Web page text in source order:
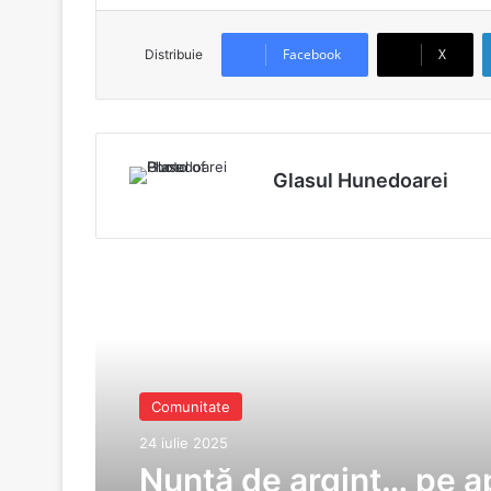
Distribuie Facebook X
Glasul Hunedoarei
Comunitate
24 iulie 2025
Nuntă de argint… pe